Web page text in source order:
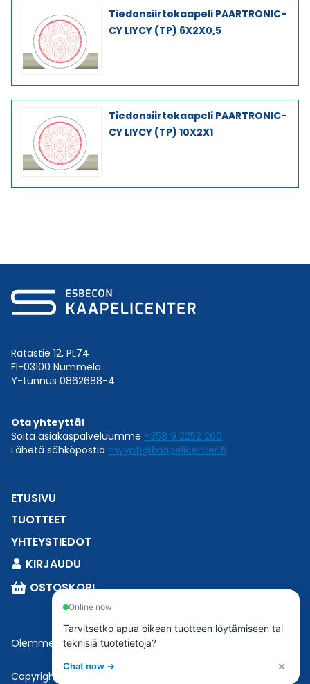
Tiedonsiirtokaapeli PAARTRONIC-
CY LIYCY (TP) 6X2X0,5
Tiedonsiirtokaapeli PAARTRONIC-
CY LIYCY (TP) 10X2X1
Ratastie 12, PL74
FI-03100 Nummela
Y-tunnus 0862688-4
Ota yhteyttä!
Soita asiakaspalveluumme +358 9 2252 260
Lähetä sähköpostia myynti@kaapelicenter.fi
ETUSIVU
TUOTTEET
YHTEYSTIEDOT
KIRJAUDU
OSTOSKORI
Olemme osaEsbeconia.
Copyright © 2023 Esbecon | All Rights Reserved
Online now
Tarvitsetko apua oikean tuotteen löytämiseen tai
teknisiä tuotetietoja?
Chat now → ×